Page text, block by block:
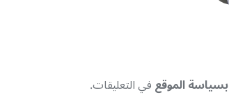
بسياسة الموقعفي التعليقات.